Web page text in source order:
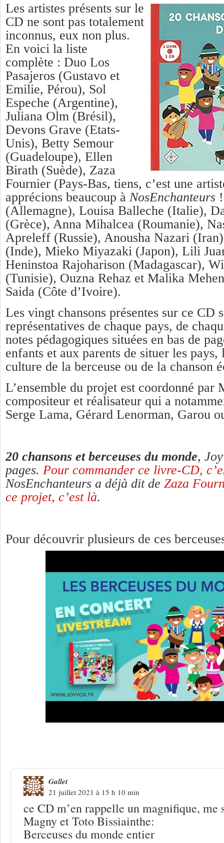
Les artistes présents sur le
CD ne sont pas totalement
inconnus, eux non plus.
En voici la liste
complète : Duo Los
Pasajeros (Gustavo et
Emilie, Pérou), Sol
Espeche (Argentine),
Juliana Olm (Brésil),
Devons Grave (Etats-
Unis), Betty Semour
(Guadeloupe), Ellen
Birath (Suède), Zaza
Fournier (Pays-Bas, tiens, c’est une
apprécions beaucoup à NosEnchanteurs
(Allemagne), Louisa Balleche (Italie),
(Grèce), Anna Mihalcea (Roumanie),
Apreleff (Russie), Anousha Nazari
(Inde), Mieko Miyazaki (Japon), Lili
Heninstoa Rajoharison (Madagascar),
(Tunisie), Ouzna Rehaz et Malika
Saida (Côte d’Ivoire).
Les vingt chansons présentes sur ce CD
représentatives de chaque pays, de
notes pédagogiques situées en bas de
enfants et aux parents de situer les pays,
culture de la berceuse ou de la chanson
L’ensemble du projet est coordonné par
compositeur et réalisateur qui a
Serge Lama, Gérard Lenorman, Garou
20 chansons et berceuses du monde,
pages. Pour commander ce livre-CD,
NosEnchanteurs a déjà dit de Zaza
ce projet, c’est là.
Pour découvrir plusieurs de ces
Gallet
21 juillet 2021 à 15 h 10 min
ce CD m’en rappelle un magnifique, me
Magny et Toto Bissiainthe:
Berceuses du monde entier